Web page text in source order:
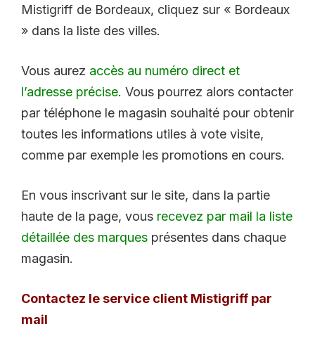
Mistigriff de Bordeaux, cliquez sur « Bordeaux
» dans la liste des villes.
Vous aurez accès au numéro direct et
l’adresse précise. Vous pourrez alors contacter
par téléphone le magasin souhaité pour obtenir
toutes les informations utiles à vote visite,
comme par exemple les promotions en cours.
En vous inscrivant sur le site, dans la partie
haute de la page, vous recevez par mail la liste
détaillée des marques présentes dans chaque
magasin.
Contactez le service client Mistigriff par
mail